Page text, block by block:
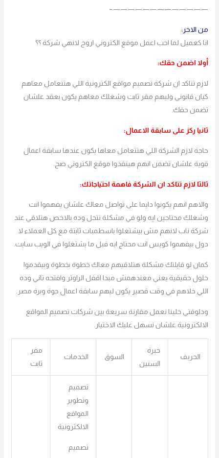
—————————————–
من الاخر:
انا كعميل لما احب اعمل موقع الكتروني اروح لانهي شركة ؟؟
أولا اضمن حقك:
لازم تتاكد ان شركة تصميم مواقع الكترونية اللي هتتعامل معاهم
كيان قانوني وليهم مقر ثابت وشغلك معاهم يكون بعقد علشان
تضمن حقك.
ثانيا ركز على سابقة الاعمال:
حاجة لازم الشركة اللي هتتعامل معاها يكون عندها سابقة اعمال
قوية علشان تضمن انهم هينفذوا موقع الكتروني صح.
ثالثا لازم تتاكد ان الشركة فاهمة احتياجاتك:
والاهم انهم يكونوا دايما على تواصل معاك علشان يفهموا انت
وشغلك محتاجين ايه ولو في مشكلة تتحل وده بالاخص هتلاقي عند
شركة ناب لانهم مش بيشتعلوا باسطمبات ثابتة مع كل العملاء لا
دول بيفهموا كويس انت محتاج ايه قبل ما يشتغلوا في الويب سايت.
كمان لو قابلتك مشكلة هتلاقيهم معاك خطوة بخطوة وبيقدموا
حلول حقيقية يعني معندهمش مبدا اقفل الراوتر وافتحه تاني وده
اللي خلاهم في وقت قصير يكون ليهم سابقة اعمال جوة وبرة مصر.
ودلوقتي خلينا نعمل مقارنة سريعة بين شركات تصميم المواقع
الالكترونية علشان نسهل عليك الاختيار.
الحريف
خبرة
السنين
السوق الخدمات
مقر
ثابت
تصميم
وتطوير
المواقع
الالكترونية
تصميم